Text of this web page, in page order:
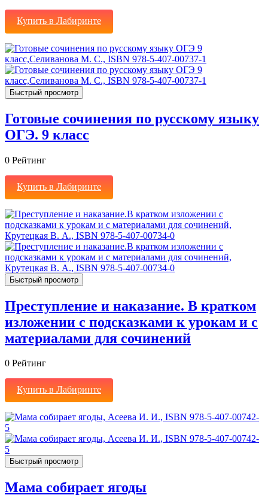
Купить в Лабиринте
Быстрый просмотр
Готовые сочинения по русскому языку
ОГЭ. 9 класс
0 Рейтинг
Купить в Лабиринте
Быстрый просмотр
Преступление и наказание. В кратком
изложении с подсказками к урокам и с
материалами для сочинений
0 Рейтинг
Купить в Лабиринте
Быстрый просмотр
Мама собирает ягоды